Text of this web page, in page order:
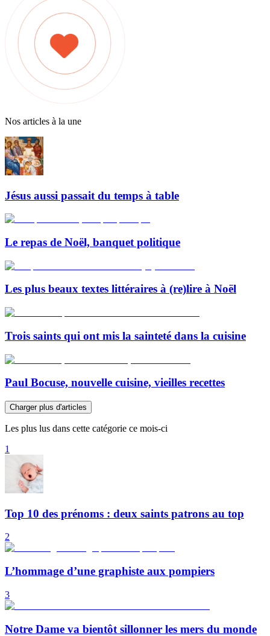
Nos articles à la une
Jésus aussi passait du temps à table
Le repas de Noël, banquet politique
Les plus beaux textes littéraires à (re)lire à Noël
Trois saints qui ont mis la sainteté dans la cuisine
Paul Bocuse, nouvelle cuisine, vieilles recettes
Charger plus d'articles
Les plus lus dans cette catégorie ce mois-ci
1
Top 10 des prénoms : deux saints patrons au top
2
L’hommage d’une graphiste aux pompiers
3
Notre Dame va bientôt sillonner les mers du monde